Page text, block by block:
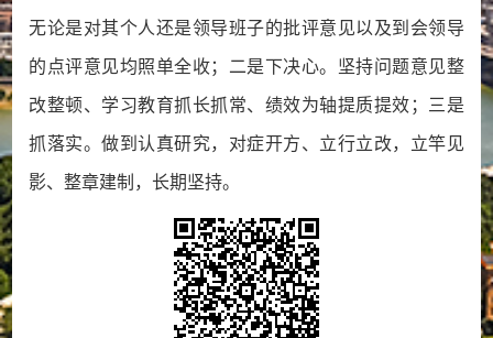
无论是对其个人还是领导班子的批评意见以及到会领导
的点评意见均照单全收；二是下决心。坚持问题意见整
改整顿、学习教育抓长抓常、绩效为轴提质提效；三是
抓落实。做到认真研究，对症开方、立行立改，立竿见
影、整章建制，长期坚持。